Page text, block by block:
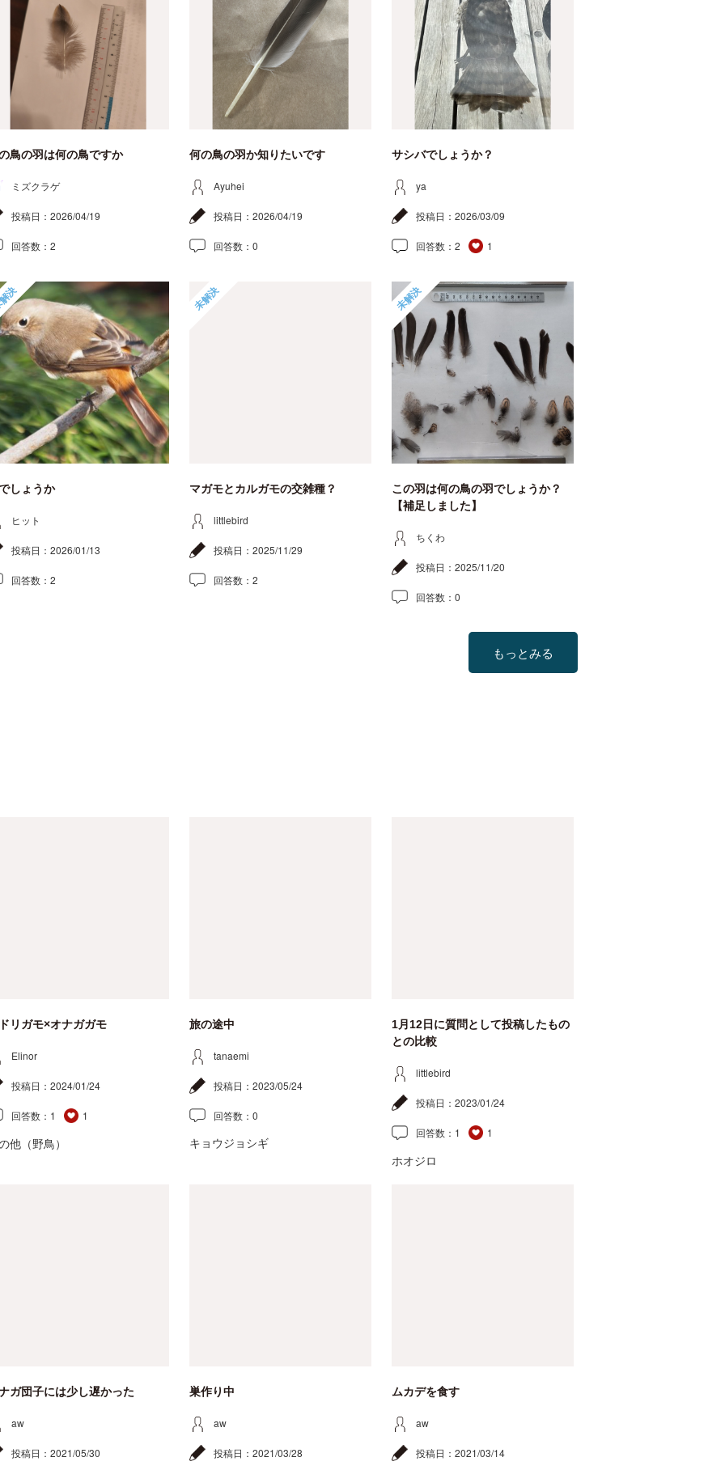
鳥の羽は何の鳥ですか
ミズクラゲ
投稿日： 2026/04/19
回答数： 2
何の鳥の羽か知りたいです
Ayuhei
投稿日： 2026/04/19
回答数： 0
サシバでしょうか？
ya
投稿日： 2026/03/09
回答数： 2 1
決
しょうか
ヒット
投稿日： 2026/01/13
回答数： 2
未解決
マガモとカルガモの交雑種？
littlebird
投稿日： 2025/11/29
回答数： 2
未解決
この羽は何の鳥の羽でしょうか？
【補足しました】
ちくわ
投稿日： 2025/11/20
回答数： 0
もっとみる
リガモ×オナガガモ
Elinor
投稿日： 2024/01/24
回答数： 1 1
他（野鳥）
旅の途中
tanaemi
投稿日： 2023/05/24
回答数： 0
キョウジョシギ
1月12日に質問として投稿したもの
との比較
littlebird
投稿日： 2023/01/24
回答数： 1 1
ホオジロ
ガ団子には少し遅かった
aw
投稿日： 2021/05/30
巣作り中
aw
投稿日： 2021/03/28
ムカデを食す
aw
投稿日： 2021/03/14